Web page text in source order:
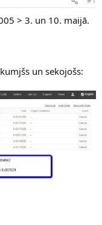
> 3. un 10. maijā.
un sekojošs: